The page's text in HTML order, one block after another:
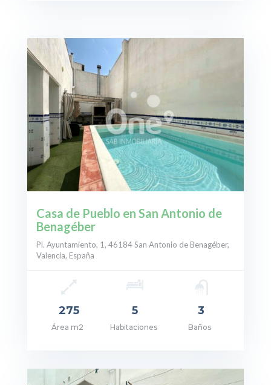
425.000€
Casa de Pueblo en San Antonio de
Benagéber
Pl. Ayuntamiento, 1, 46184 San Antonio de Benagéber,
Valencia, España
275
Área m2
5
Habitaciones
3
Baños